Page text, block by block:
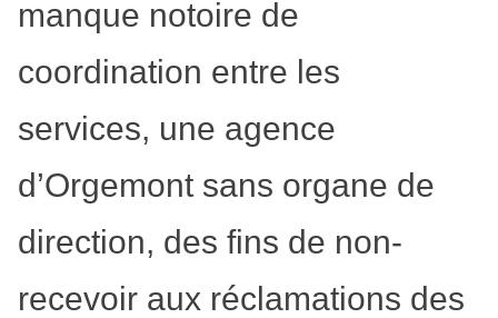
manque notoire de
coordination entre les
services, une agence
d’Orgemont sans organe de
direction, des fins de non-
recevoir aux réclamations des